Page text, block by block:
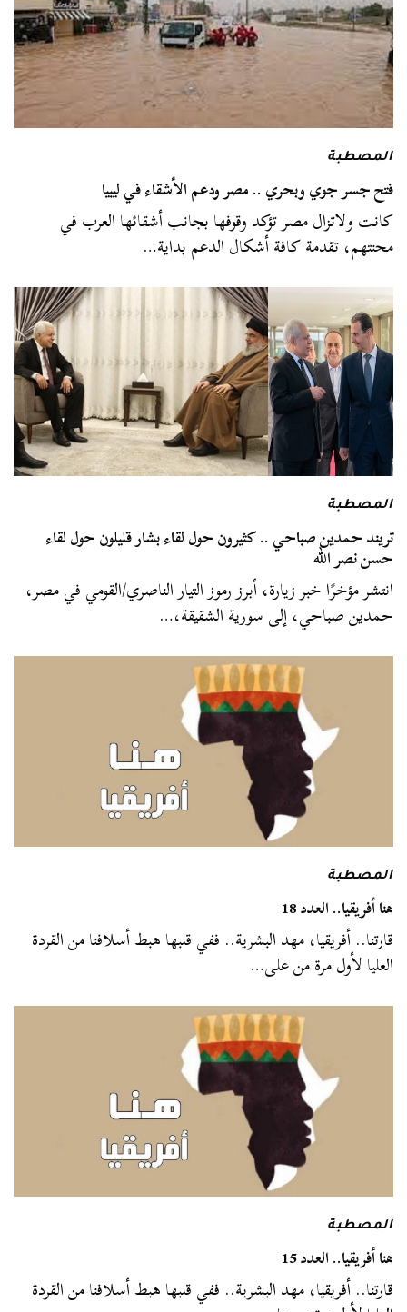
المصطبة
فتح جسر جوي وبحري .. مصر ودعم الأشقاء في ليبيا
كانت ولاتزال مصر تؤكد وقوفها بجانب أشقائها العرب في
محنتهم، تقدمة كافة أشكال الدعم بداية…
المصطبة
تريند حمدين صباحي .. كثيرون حول لقاء بشار قليلون حول لقاء
حسن نصر الله
انتشر مؤخرًا خبر زيارة، أبرز رموز التيار الناصري/القومي في مصر،
حمدين صباحي، إلى سورية الشقيقة،…
المصطبة
هنا أفريقيا.. العدد 18
قارتنا.. أفريقيا، مهد البشرية.. ففي قلبها هبط أسلافنا من القردة
العليا لأول مرة من على…
المصطبة
هنا أفريقيا.. العدد 15
قارتنا.. أفريقيا، مهد البشرية.. ففي قلبها هبط أسلافنا من القردة